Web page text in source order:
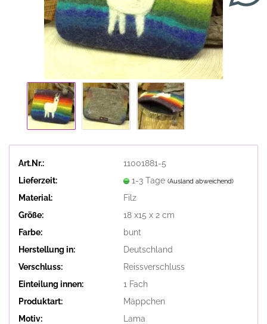
Art.Nr.:
11001881-5
Lieferzeit:
1-3 Tage (Ausland abweichend)
Material:
Filz
Größe:
18 x15 x 2 cm
Farbe:
bunt
Herstellung in:
Deutschland
Verschluss:
Reissverschluss
Einteilung innen:
1 Fach
Produktart:
Mäppchen
Motiv:
Lama